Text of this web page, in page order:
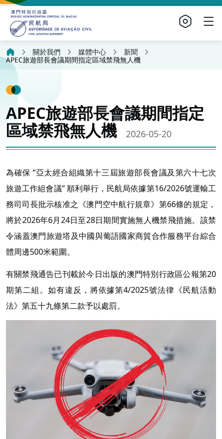
關於我們 媒體中心
新聞
APEC旅遊部長會議期間指定區域禁飛無人機
APEC旅遊部長會議期間指定
區域禁飛無人機
2026-05-20
為確保 “亞太經合組織第十三屆旅遊部長會議及第六十七次
旅遊工作組會議” 順利舉行，民航局依據第16/2026號運輸工
務司司長批示核准之《澳門空中航行規章》第66條的規定，
將於2026年6月24日至28日期間實施無人機禁飛措施。該禁
令涵蓋澳門旅遊塔及中國與葡語國家商貿合作服務平台綜合
體周邊500米範圍。
有關禁飛通告已刊載於今日出版的澳門特別行政區公報第20
期第二組。如有違反，將依據第4/2025號法律《民航活動
法》第五十九條第二款予以處罰。